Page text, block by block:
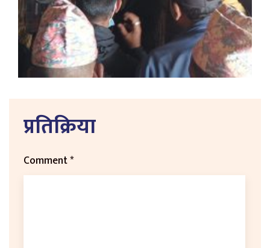
प्रतिक्रिया
Comment*